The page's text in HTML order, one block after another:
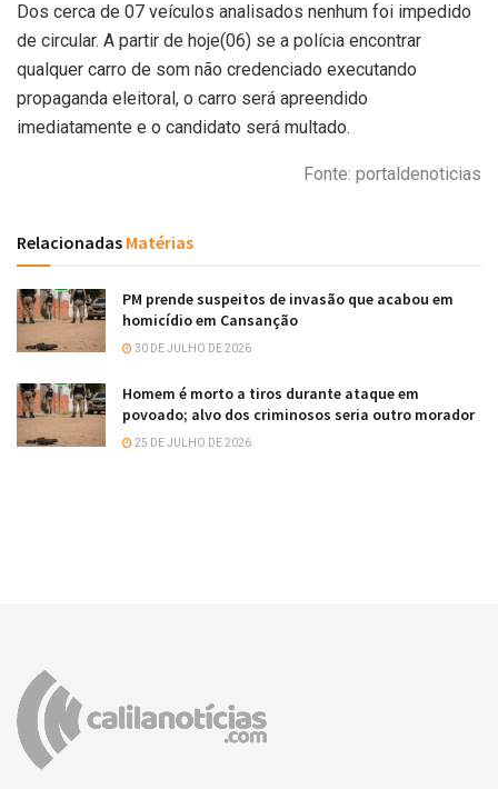
Dos cerca de 07 veículos analisados nenhum foi impedido
de circular. A partir de hoje(06) se a polícia encontrar
qualquer carro de som não credenciado executando
propaganda eleitoral, o carro será apreendido
imediatamente e o candidato será multado.
Fonte: portaldenoticias
Relacionadas Matérias
PM prende suspeitos de invasão que acabou em
homicídio em Cansanção
30 DE JULHO DE 2026
Homem é morto a tiros durante ataque em
povoado; alvo dos criminosos seria outro morador
25 DE JULHO DE 2026